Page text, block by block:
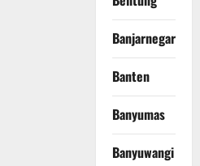
Banjarnegara
Banten
Banyumas
Banyuwangi